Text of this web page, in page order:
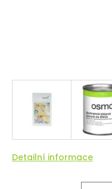
Detailní informace